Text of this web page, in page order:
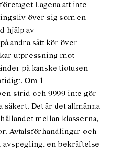
Lagena att inte
över sig som en
hjälp av
andra sätt kör över
utpressning mot
på kanske tiotusen
Om 1
strid och 9999 inte gör
säkert. Det är det allmänna
mellan klasserna,
Avtalsförhandlingar och
avspegling, en bekräftelse